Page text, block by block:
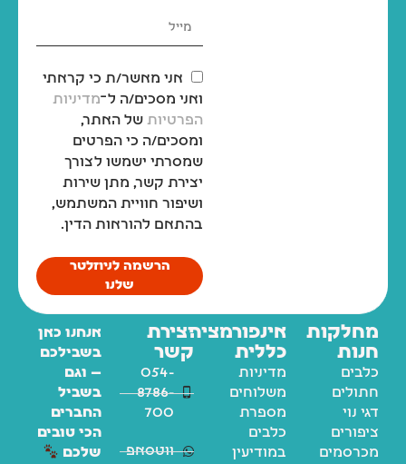
אני מאשר/ת כי קראתי
ואני מסכים/ה ל־מדיניות
הפרטיות של האתר,
ומסכים/ה כי הפרטים
שמסרתי ישמשו לצורך
יצירת קשר, מתן שירות
ושיפור חוויית המשתמש,
בהתאם להוראות הדין.
הרשמה לניוזלטר
שלנו
מחלקות
חנות
כלבים
חתולים
דגי נוי
ציפורים
מכרסמים
אינפורמציה
כללית
מדיניות
משלוחים
מספרת
כלבים
במודיעין
יצירת
קשר
054-
8786-
700
ווטסאפ
אנחנו כאן
בשבילכם
— וגם
בשביל
החברים
הכי טובים
שלכם